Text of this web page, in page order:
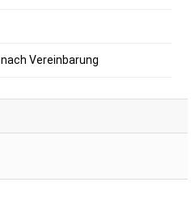
nach Vereinbarung